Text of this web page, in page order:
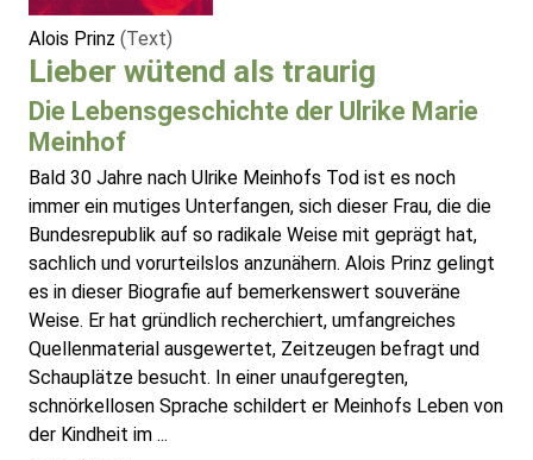
Alois Prinz (Text)
Lieber wütend als traurig
Die Lebensgeschichte der Ulrike Marie
Meinhof
Bald 30 Jahre nach Ulrike Meinhofs Tod ist es noch
immer ein mutiges Unterfangen, sich dieser Frau, die die
Bundesrepublik auf so radikale Weise mit geprägt hat,
sachlich und vorurteilslos anzunähern. Alois Prinz gelingt
es in dieser Biografie auf bemerkenswert souveräne
Weise. Er hat gründlich recherchiert, umfangreiches
Quellenmaterial ausgewertet, Zeitzeugen befragt und
Schauplätze besucht. In einer unaufgeregten,
schnörkellosen Sprache schildert er Meinhofs Leben von
der Kindheit im ...